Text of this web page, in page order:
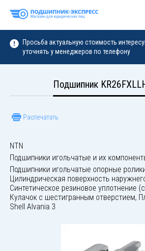
Просьба актуальную стоимость
уточнять у менеджеров по телефону
Подшипник
Распечатать
NTN
Подшипники игольчатые и их
Подшипники игольчатые опорные
Цилиндрическая поверхность
Синтетическое резиновое уплотнение
Кулачок с шестигранным отверстием,
Shell Alvania 3